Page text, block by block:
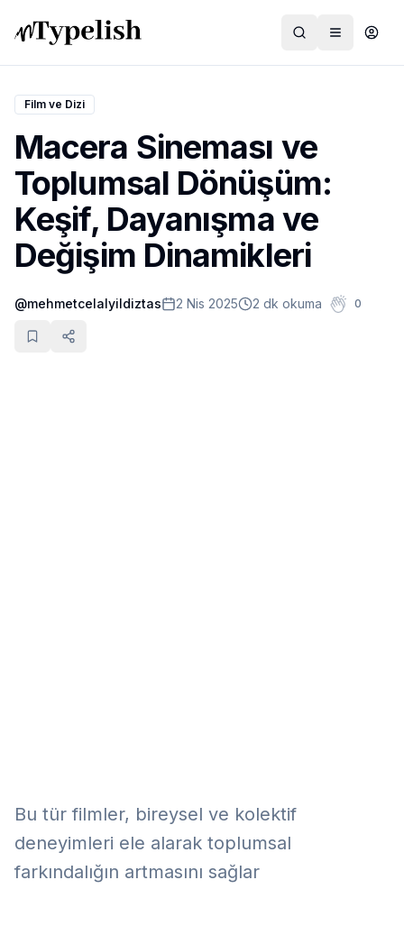
Dünya
Film ve Dizi
Kültür ve Sanat
Sağlık
Siyaset ve Tarih
Hayvan Hakları
Film ve Dizi
Macera Sineması ve
Toplumsal Dönüşüm:
Keşif, Dayanışma ve
Değişim Dinamikleri
@mehmetcelalyildiztas 2 Nis 2025 2 dk okuma 0
Bu tür filmler, bireysel ve kolektif
deneyimleri ele alarak toplumsal
farkındalığın artmasını sağlar